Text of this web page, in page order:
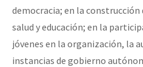
democracia; en la construcción
salud y educación; en la
jóvenes en la organización, la
instancias de gobierno